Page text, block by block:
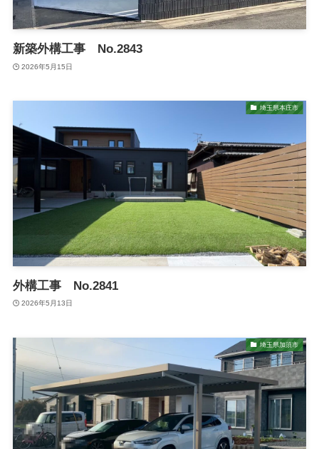
新築外構工事 No.2843
2026年5月15日
埼玉県本庄市
外構工事 No.2841
2026年5月13日
埼玉県加須市